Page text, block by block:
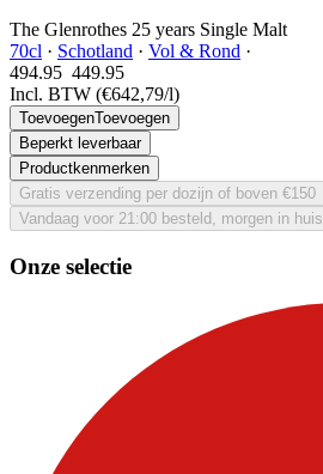
The Glenrothes 25 years Single Malt
70cl · Schotland · Vol & Rond ·
494.95 449.95
Incl. BTW (€642,79/l)
ToevoegenToevoegen
Beperkt leverbaar
Productkenmerken
Gratis verzending per dozijn of boven €150
Vandaag voor 21:00 besteld, morgen in huis
Onze selectie